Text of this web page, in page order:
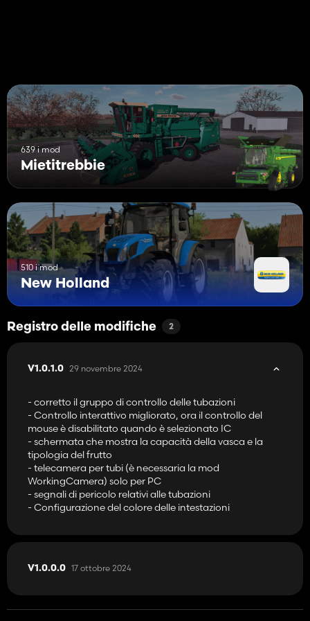
639 i mod
Mietitrebbie
510 i mod
New Holland
Registro delle modifiche 2
V1.0.1.0 29 novembre 2024
- corretto il gruppo di controllo delle tubazioni
- Controllo interattivo migliorato, ora il controllo del
mouse è disabilitato quando è selezionato IC
- schermata che mostra la capacità della vasca e la
tipologia del frutto
- telecamera per tubi (è necessaria la mod
WorkingCamera) solo per PC
- segnali di pericolo relativi alle tubazioni
- Configurazione del colore delle intestazioni
V1.0.0.0 17 ottobre 2024